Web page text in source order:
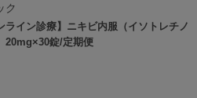
ク
ライン診療】ニキビ内服（イソトレチノ
20mg×30錠/定期便